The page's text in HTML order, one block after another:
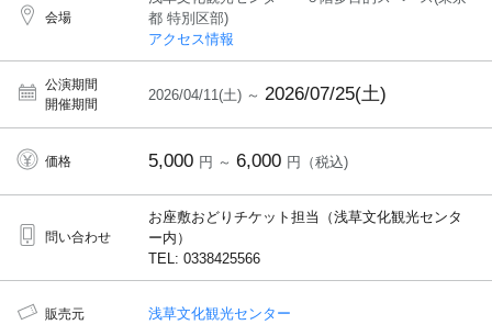
会場
都 特別区部)
アクセス情報
公演期間
開催期間
2026/04/11(土) ～ 2026/07/25(土)
価格 5,000 円 ～ 6,000 円（税込)
問い合わせ
お座敷おどりチケット担当（浅草文化観光センタ
ー内）
TEL: 0338425566
販売元 浅草文化観光センター